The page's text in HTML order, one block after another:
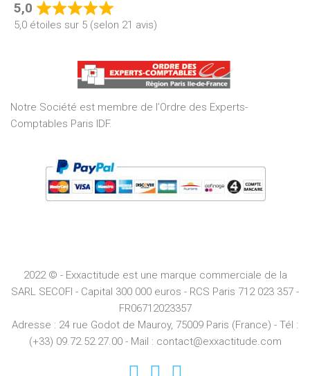
5,0
Rated
5,0
of
5
5,0 étoiles sur 5 (selon 21 avis)
Notre Société est membre de l’Ordre des Experts-
Comptables Paris IDF.
2022 © - Exxactitude est une marque commerciale de la
SARL SECOFI - Capital 300 000 euros - RCS Paris 712 023 357 -
FR06712023357
Adresse : 24 rue Godot de Mauroy, 75009 Paris (France) - Tél :
(+33) 09.72.52.27.00 - Mail : contact@exxactitude.com